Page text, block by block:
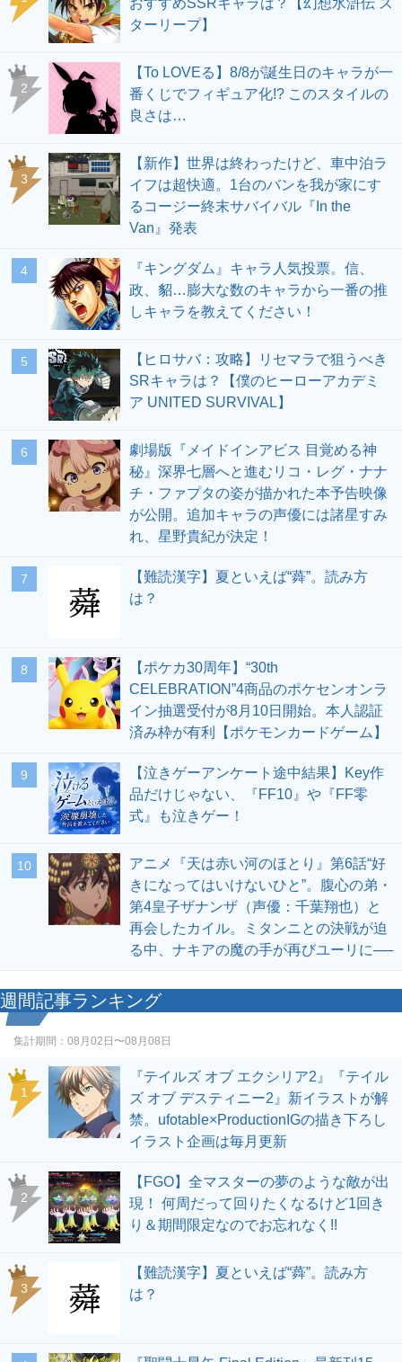
おすすめSSRキャラは？【幻想水滸伝 ス
ターリープ】
2
【To LOVEる】8/8が誕生日のキャラが一
番くじでフィギュア化!? このスタイルの
良さは…
3
【新作】世界は終わったけど、車中泊ラ
イフは超快適。1台のバンを我が家にす
るコージー終末サバイバル『In the
Van』発表
4
『キングダム』キャラ人気投票。信、
政、貂…膨大な数のキャラから一番の推
しキャラを教えてください！
5
【ヒロサバ：攻略】リセマラで狙うべき
SRキャラは？【僕のヒーローアカデミ
ア UNITED SURVIVAL】
6
劇場版『メイドインアビス 目覚める神
秘』深界七層へと進むリコ・レグ・ナナ
チ・ファプタの姿が描かれた本予告映像
が公開。追加キャラの声優には諸星すみ
れ、星野貴紀が決定！
7
【難読漢字】夏といえば“蕣”。読み方
は？
8
【ポケカ30周年】“30th
CELEBRATION”4商品のポケセンオンラ
イン抽選受付が8月10日開始。本人認証
済み枠が有利【ポケモンカードゲーム】
9
【泣きゲーアンケート途中結果】Key作
品だけじゃない、『FF10』や『FF零
式』も泣きゲー！
10
アニメ『天は赤い河のほとり』第6話“好
きになってはいけないひと”。腹心の弟・
第4皇子ザナンザ（声優：千葉翔也）と
再会したカイル。ミタンニとの決戦が迫
る中、ナキアの魔の手が再びユーリに──
週間記事ランキング
集計期間： 08月02日〜08月08日
1
『テイルズ オブ エクシリア2』『テイル
ズ オブ デスティニー2』新イラストが解
禁。ufotable×ProductionIGの描き下ろし
イラスト企画は毎月更新
2
【FGO】全マスターの夢のような敵が出
現！ 何周だって回りたくなるけど1回き
り＆期間限定なのでお忘れなく!!
3
【難読漢字】夏といえば“蕣”。読み方
は？